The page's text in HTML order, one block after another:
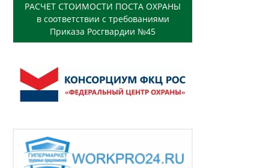
РАСЧЕТ СТОИМОСТИ ПОСТА ОХРАНЫ
в соответствии с требованиями
Приказа Росгвардии №45